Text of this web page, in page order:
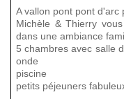
A vallon pont pont d'arc
Michèle & Thierry
dans une ambiance
5 chambres avec salle
onde
piscine
petits péjeuners